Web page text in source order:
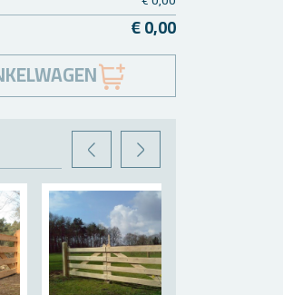
€ 0,00
VORIGEVOLGENDE